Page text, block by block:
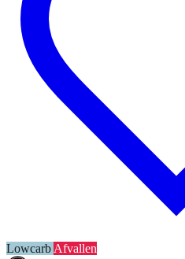
LowcarbAfvallen